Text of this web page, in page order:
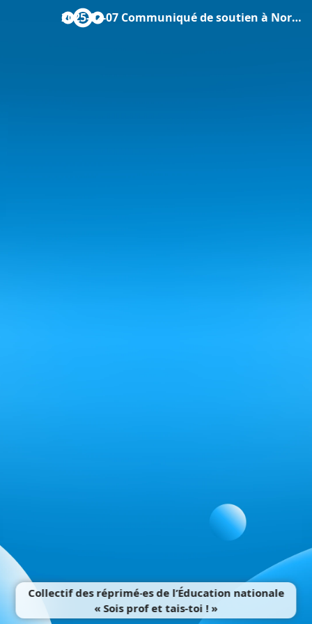
2025-02-07 Communiqué de soutien à Nora Galland.pdf
Collectif des réprimé‧es de l’Éducation nationale
« Sois prof et tais-toi ! »